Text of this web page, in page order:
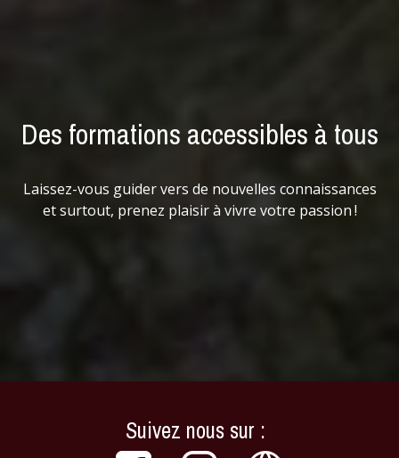
Des formations accessibles à tous
Laissez-vous guider vers de nouvelles connaissances
et surtout, prenez plaisir à vivre votre passion !
Suivez nous sur :